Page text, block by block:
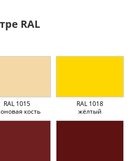
RAL
RAL 1015
кость
RAL 1018
жёлтый